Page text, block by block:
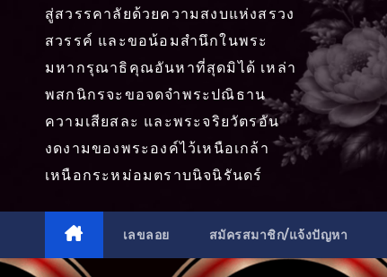
สู่สวรรคาลัยด้วยความสงบแห่งสรวง
สวรรค์ และขอน้อมสำนึกในพระ
มหากรุณาธิคุณอันหาที่สุดมิได้ เหล่า
พสกนิกรจะขอจดจำพระปณิธาน
ความเสียสละ และพระจริยวัตรอัน
งดงามของพระองค์ไว้เหนือเกล้า
เหนือกระหม่อมตราบนิจนิรันดร์
เลขลอย สมัครสมาชิก/แจ้งปัญหา